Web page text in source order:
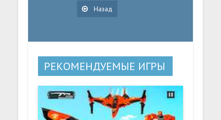
Назад
РЕКОМЕНДУЕМЫЕ ИГРЫ